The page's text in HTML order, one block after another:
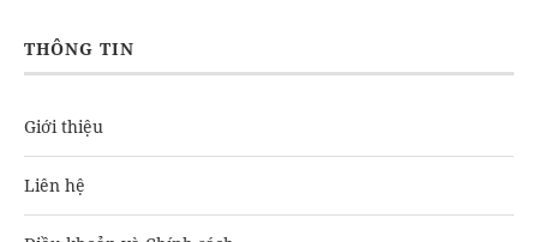
THÔNG TIN
Giới thiệu
Liên hệ